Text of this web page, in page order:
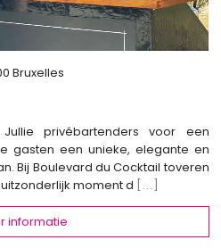
Bruxelles
privébartenders voor een
gasten een unieke, elegante en
Bij Boulevard du Cocktail toveren
moment d [...]
informatie